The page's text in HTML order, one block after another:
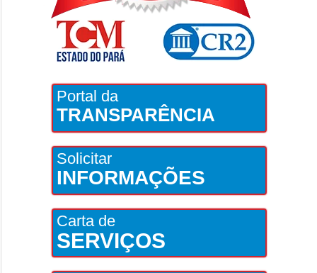
Portal da
TRANSPARÊNCIA
Solicitar
INFORMAÇÕES
Carta de
SERVIÇOS